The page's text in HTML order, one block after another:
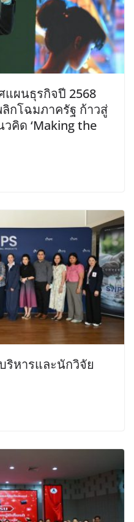
ผนธุรกิจปี 2568
กโฉมภาครัฐ ก้าวสู่
คิด ‘Making the
ริหารและนักวิจัย